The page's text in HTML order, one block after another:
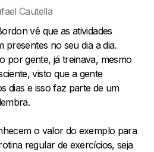
Cautella
vê que as atividades
presentes no seu dia a dia.
por gente, já treinava, mesmo
visto que a gente
dias e isso faz parte de um
o valor do exemplo para
regular de exercícios, seja